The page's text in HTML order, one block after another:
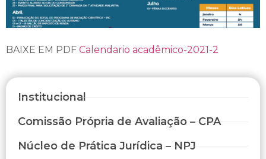
BAIXE EM PDF Calendario acadêmico-2021-2
Institucional
Comissão Própria de Avaliação – CPA
Núcleo de Prática Jurídica – NPJ